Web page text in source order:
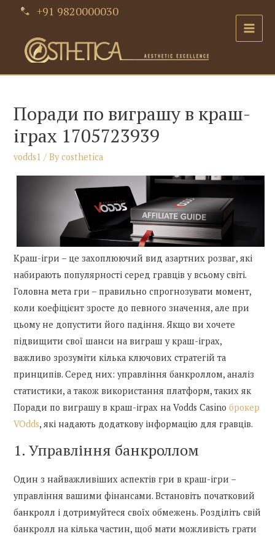
content
+91 9820000030
Main
Поради по виграшу в краш-
іграх 1705723939
vodds1 / Bycosthetica
Краш-ігри – це захоплюючий вид азартних розваг, які
набирають популярності серед гравців у всьому світі.
Головна мета гри – правильно спрогнозувати момент,
коли коефіцієнт зросте до певного значення, але при
цьому не допустити його падіння. Якщо ви хочете
підвищити свої шанси на виграш у краш-іграх,
важливо зрозуміти кілька ключових стратегій та
принципів. Серед них: управління банкроллом, аналіз
статистики, а також використання платформ, таких як
Поради по виграшу в краш-іграх на Vodds Casinoброкер
VOdds, які надають додаткову інформацію для гравців.
1. Управління банкроллом
Один з найважливіших аспектів гри в краш-ігри –
управління вашими фінансами. Встановіть початковий
банкролл і дотримуйтеся своїх обмежень. Розділіть свій
банкролл на кілька частин, щоб мати можливість грати